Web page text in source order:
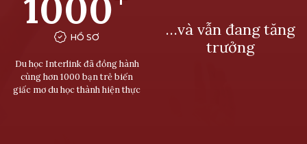
HỒ SƠ
Du học Interlink đã đồng hành
cùng hơn 1000 bạn trẻ biến
giấc mơ du học thành hiện thực
…và vẫn đang tăng
trưởng